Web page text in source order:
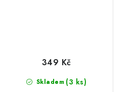
Skladem (3 ks)
349 Kč